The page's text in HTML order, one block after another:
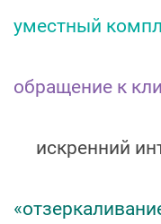
уместный
обращение к
искренний